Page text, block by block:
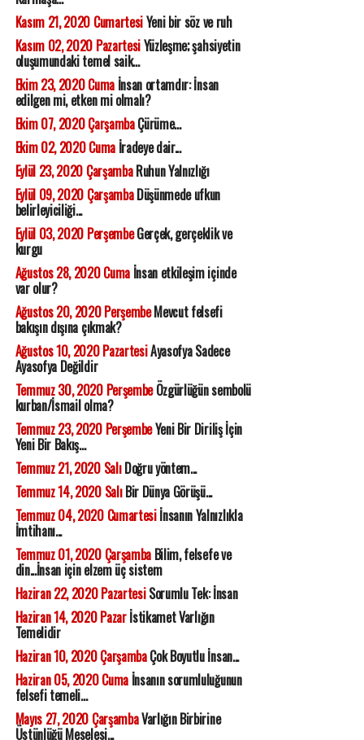
Kasım 21, 2020 CumartesiYeni bir söz ve ruh
Kasım 02, 2020 PazartesiYüzleşme; şahsiyetin
oluşumundaki temel saik...
Ekim 23, 2020 Cumaİnsan ortamdır: İnsan
edilgen mi, etken mi olmalı?
Ekim 07, 2020 ÇarşambaÇürüme...
Ekim 02, 2020 Cumaİradeye dair...
Eylül 23, 2020 ÇarşambaRuhun Yalnızlığı
Eylül 09, 2020 ÇarşambaDüşünmede ufkun
belirleyiciliği...
Eylül 03, 2020 PerşembeGerçek, gerçeklik ve
kurgu
Ağustos 28, 2020 Cumaİnsan etkileşim içinde
var olur?
Ağustos 20, 2020 PerşembeMevcut felsefi
bakışın dışına çıkmak?
Ağustos 10, 2020 PazartesiAyasofya Sadece
Ayasofya Değildir
Temmuz 30, 2020 PerşembeÖzgürlüğün sembolü
kurban/İsmail olma?
Temmuz 23, 2020 PerşembeYeni Bir Diriliş İçin
Yeni Bir Bakış...
Temmuz 21, 2020 SalıDoğru yöntem...
Temmuz 14, 2020 SalıBir Dünya Görüşü...
Temmuz 04, 2020 Cumartesiİnsanın Yalnızlıkla
İmtihanı...
Temmuz 01, 2020 ÇarşambaBilim, felsefe ve
din...İnsan için elzem üç sistem
Haziran 22, 2020 PazartesiSorumlu Tek: İnsan
Haziran 14, 2020 Pazarİstikamet Varlığın
Temelidir
Haziran 10, 2020 ÇarşambaÇok Boyutlu İnsan...
Haziran 05, 2020 Cumaİnsanın sorumluluğunun
felsefi temeli...
Mayıs 27, 2020 ÇarşambaVarlığın Birbirine
Üstünlüğü Meselesi...